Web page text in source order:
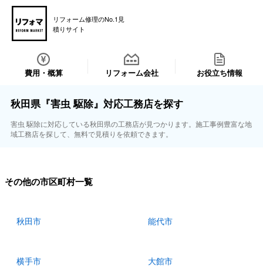
リフォーム修理のNo.1見
積りサイト
費用・概算 リフォーム会社 お役立ち情報
秋田県『害虫 駆除』対応工務店を探す
害虫 駆除に対応している秋田県の工務店が見つかります。施工事例豊富な地
域工務店を探して、無料で見積りを依頼できます。
その他の市区町村一覧
秋田市 能代市
横手市 大館市